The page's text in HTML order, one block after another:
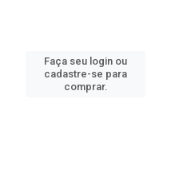
Faça seu login ou
cadastre-se para
comprar.